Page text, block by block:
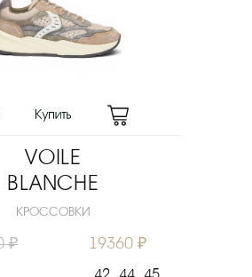
VOILE
BLANCHE
КРОССОВКИ
₽ 19360 ₽